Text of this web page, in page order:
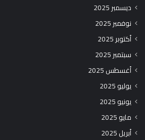
ديسمبر 2025
نوفمبر 2025
أكتوبر 2025
سبتمبر 2025
أغسطس 2025
يوليو 2025
يونيو 2025
مايو 2025
أبريل 2025